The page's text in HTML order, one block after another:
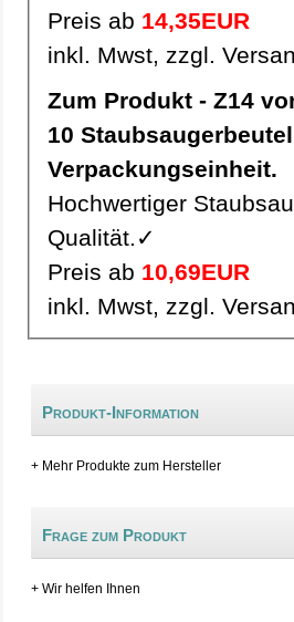
Preis ab 14,35EUR
inkl. Mwst, zzgl.
Zum Produkt - Z14
10 Staubsaugerbeutel, Staubbeutel Z14 pro
Verpackungseinheit.
Hochwertiger
Qualität.✓
Preis ab 10,69EUR
inkl. Mwst, zzgl.
Produkt-Information
+ Mehr Produkte zum Hersteller
Frage zum Produkt
+ Wir helfen Ihnen